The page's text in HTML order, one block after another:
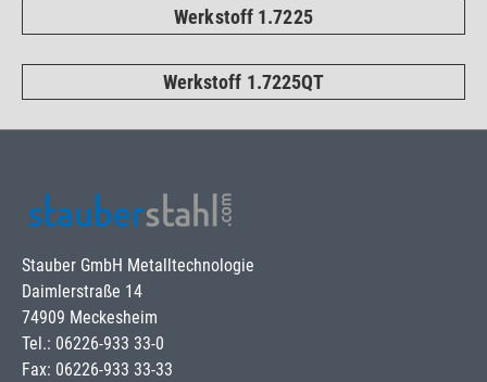
Werkstoff 1.7225
Werkstoff 1.7225QT
Stauber GmbH Metalltechnologie
Daimlerstraße 14
74909 Meckesheim
Tel.: 06226-933 33-0
Fax: 06226-933 33-33